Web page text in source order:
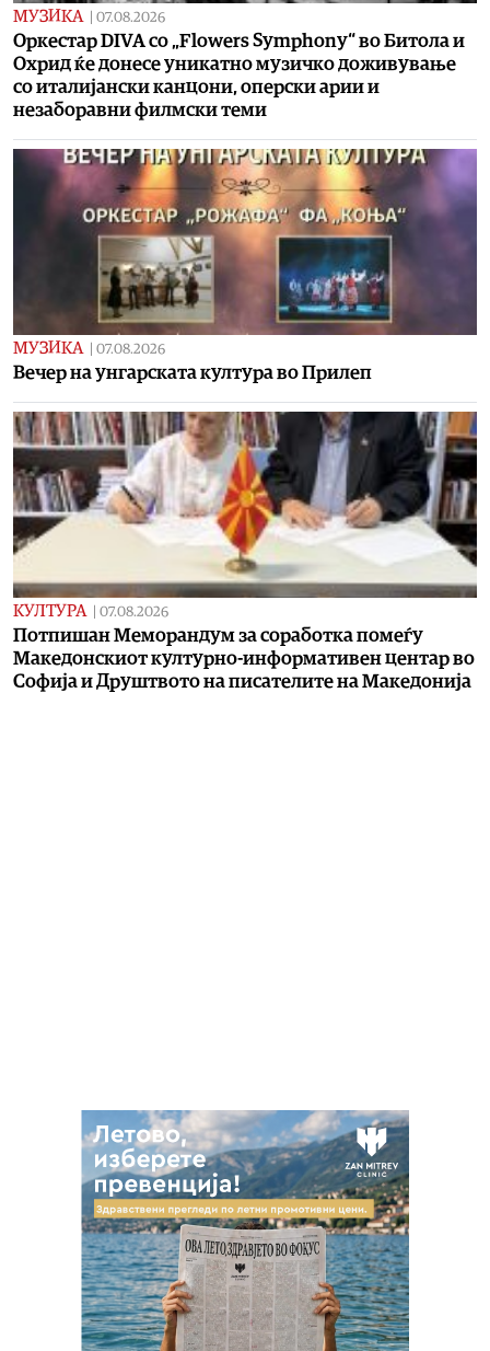
МУЗИКА | 07.08.2026
Оркестар DIVA со „Flowers Symphony“ во Битола и
Охрид ќе донесе уникатно музичко доживување
со италијански канцони, оперски арии и
незаборавни филмски теми
МУЗИКА | 07.08.2026
Вечер на унгарската култура во Прилеп
КУЛТУРА | 07.08.2026
Потпишан Меморандум за соработка помеѓу
Македонскиот културно-информативен центар во
Софија и Друштвото на писателите на Македонија